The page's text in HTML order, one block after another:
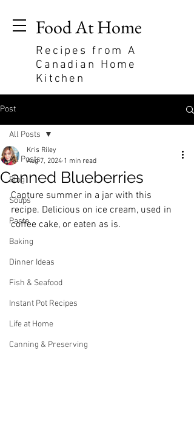
Food At Home
Recipes from A
Canadian Home
Kitchen
Post
All Posts
Blog
Soups
Pasta
Baking
Dinner Ideas
Fish & Seafood
Instant Pot Recipes
Life at Home
Canning & Preserving
All Posts
Canned Blueberries
Kris Riley
Aug 7, 2024 1 min read
Capture summer in a jar with this
recipe. Delicious on ice cream, used in
coffee cake, or eaten as is.